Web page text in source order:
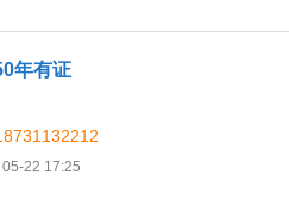
年有证
22 17:25